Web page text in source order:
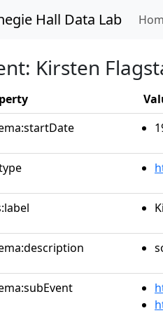
Hall Data Lab
Kirsten